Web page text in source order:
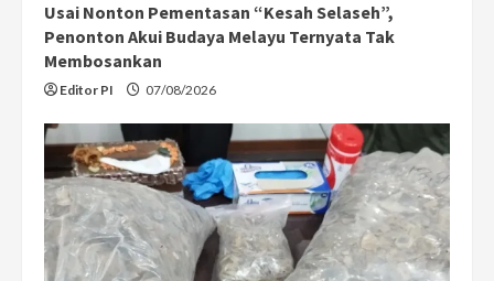
Usai Nonton Pementasan “Kesah Selaseh”,
Penonton Akui Budaya Melayu Ternyata Tak
Membosankan
Editor PI 07/08/2026